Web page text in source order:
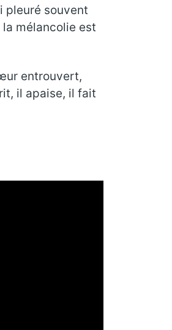
pleuré souvent
la mélancolie est
entrouvert,
il apaise, il fait